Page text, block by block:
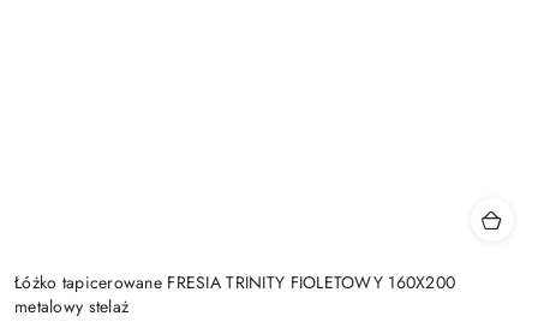
Łóżko tapicerowane FRESIA TRINITY FIOLETOWY 160X200
metalowy stelaż